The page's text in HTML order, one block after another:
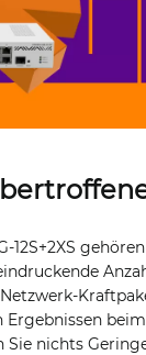
12S+2XS
Sie nichts